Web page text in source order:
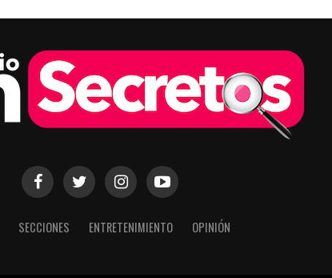
SECCIONES ENTRETENIMIENTO OPINIÓN